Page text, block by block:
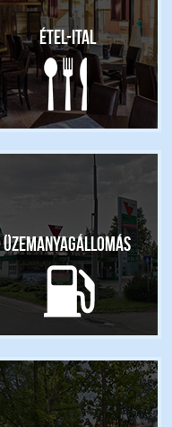
Étel-ital
Üzemanyagállomás